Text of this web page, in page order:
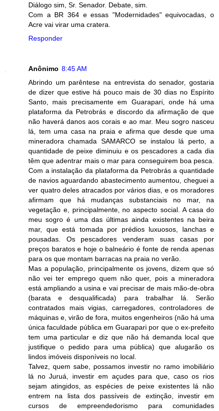
Diálogo sim, Sr. Senador. Debate, sim.
Com a BR 364 e essas "Modernidades" equivocadas, o
Acre vai virar uma cratera.
Responder
Anônimo 8:45 AM
Abrindo um parêntese na entrevista do senador, gostaria
de dizer que estive há pouco mais de 30 dias no Espírito
Santo, mais precisamente em Guarapari, onde há uma
plataforma da Petrobrás e discordo da afirmação de que
não haverá danos aos corais e ao mar. Meu sogro nasceu
lá, tem uma casa na praia e afirma que desde que uma
mineradora chamada SAMARCO se instalou lá perto, a
quantidade de peixe diminuiu e os pescadores a cada dia
têm que adentrar mais o mar para conseguirem boa pesca.
Com a instalação da plataforma da Petrobrás a quantidade
de navios aguardando abastecimento aumentou, cheguei a
ver quatro deles atracados por vários dias, e os moradores
afirmam que há mudanças substanciais no mar, na
vegetação e, principalmente, no aspecto social. A casa do
meu sogro é uma das últimas ainda existentes na beira
mar, que está tomada por prédios luxuosos, lanchas e
pousadas. Os pescadores venderam suas casas por
preços baratos e hoje o balneário é fonte de renda apenas
para os que montam barracas na praia no verão.
Mas a população, principalmente os jovens, dizem que só
não vei ter emprego quem não quer, pois a mineradora
está ampliando a usina e vai precisar de mais mão-de-obra
(barata e desqualificada) para trabalhar lá. Serão
contratados mais vigias, carregadores, controladores de
máquinas e, virão de fora, muitos engenheiros (não há uma
única faculdade pública em Guarapari por que o ex-prefeito
tem uma particular e diz que não há demanda local que
justifique o pedido para uma pública) que alugarão os
lindos imóveis disponíveis no local.
Talvez, quem sabe, possamos investir no ramo imobiliário
lá no Juruá, investir em açudes para que, caso os rios
sejam atingidos, as espécies de peixe existentes lá não
entrem na lista dos passíveis de extinção, investir em
cursos de empreendedorismo para comunidades